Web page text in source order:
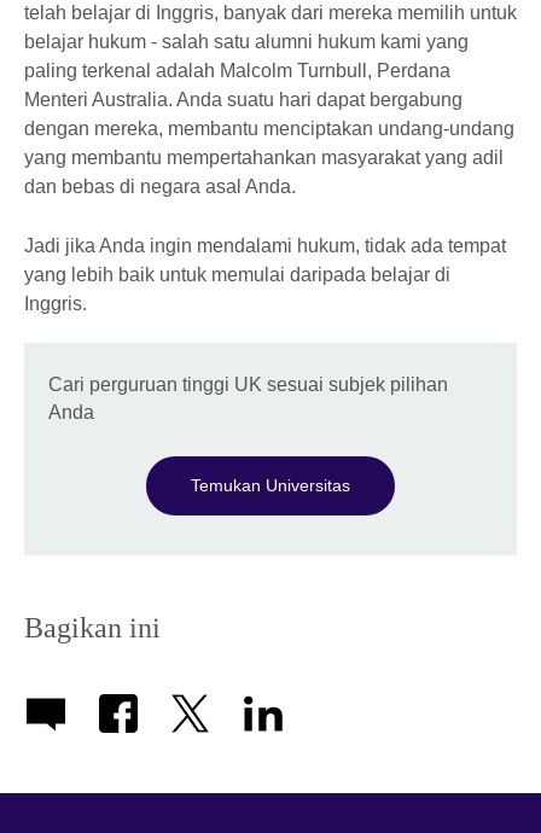
telah belajar di Inggris, banyak dari mereka memilih untuk
belajar hukum - salah satu alumni hukum kami yang
paling terkenal adalah Malcolm Turnbull, Perdana
Menteri Australia. Anda suatu hari dapat bergabung
dengan mereka, membantu menciptakan undang-undang
yang membantu mempertahankan masyarakat yang adil
dan bebas di negara asal Anda.
Jadi jika Anda ingin mendalami hukum, tidak ada tempat
yang lebih baik untuk memulai daripada belajar di
Inggris.
Cari perguruan tinggi UK sesuai subjek pilihan
Anda
Temukan Universitas
Bagikan ini